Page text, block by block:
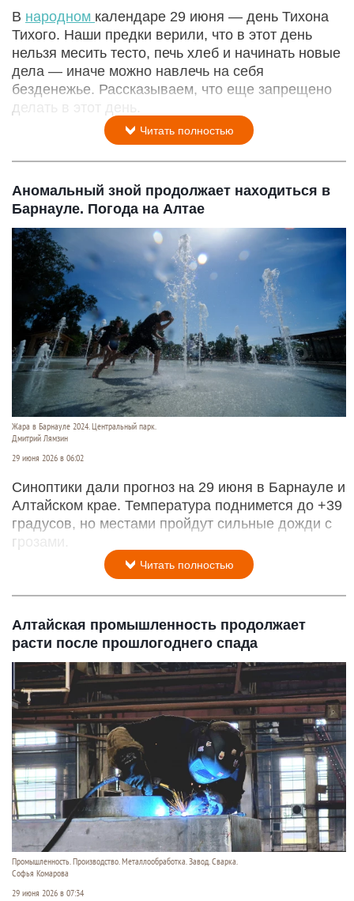
В народном календаре 29 июня — день Тихона
Тихого. Наши предки верили, что в этот день
нельзя месить тесто, печь хлеб и начинать новые
дела — иначе можно навлечь на себя
безденежье. Рассказываем, что еще запрещено
делать в этот день.
Читать полностью
Аномальный зной продолжает находиться в
Барнауле. Погода на Алтае
Жара в Барнауле 2024. Центральный парк.
Дмитрий Лямзин
29 июня 2026 в 06:02
Синоптики дали прогноз на 29 июня в Барнауле и
Алтайском крае. Температура поднимется до +39
градусов, но местами пройдут сильные дожди с
грозами.
Читать полностью
Алтайская промышленность продолжает
расти после прошлогоднего спада
Промышленность. Производство. Металлообработка. Завод. Сварка.
Софья Комарова
29 июня 2026 в 07:34